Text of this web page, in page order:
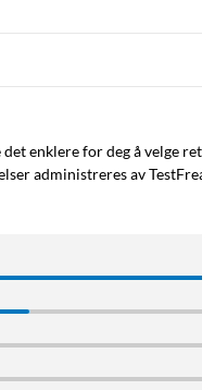
enklere for deg å velge
administreres av